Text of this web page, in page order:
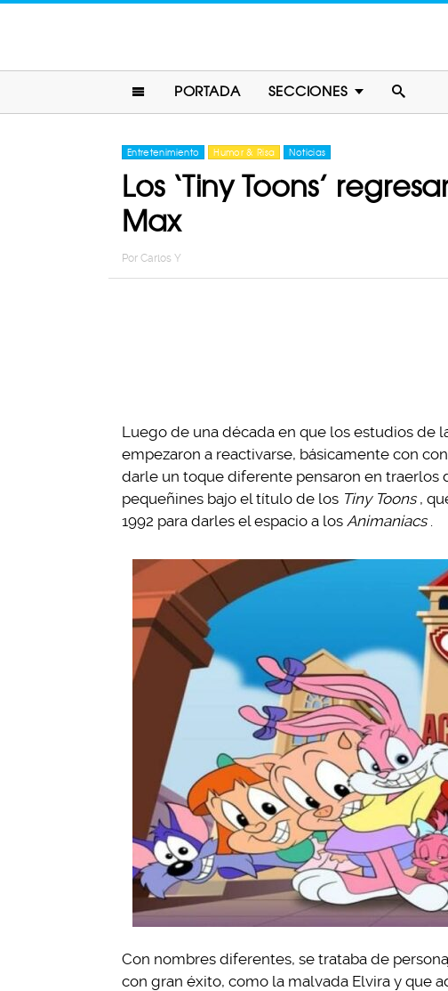
PORTADA SECCIONES
Entretenimiento Humor & Risa Noticias
Los ‘Tiny Toons’
Max
Por Carlos Y
Luego de una década en que los estudios de
empezaron a reactivarse, básicamente con
darle un toque diferente pensaron en traerlos
pequeñines bajo el título de los Tiny Toons ,
1992 para darles el espacio a los Animaniacs .
Con nombres diferentes, se trataba de
con gran éxito, como la malvada Elvira y que